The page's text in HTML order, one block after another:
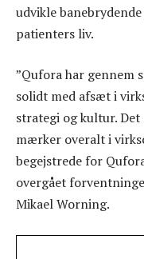
udvikle
patienters liv.
”Qufora har gennem
solidt med afsæt i
strategi og kultur.
mærker overalt i
begejstrede for
overgået
Mikael Worning.